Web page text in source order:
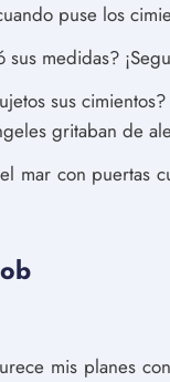
puse los
medidas?
sus
gritaban de
mar con puertas
mis planes